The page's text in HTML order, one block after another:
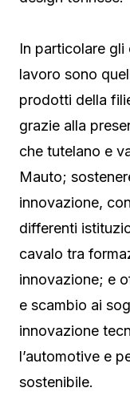
In particolare
lavoro sono
prodotti della
grazie alla
che tutelano e
Mauto;
innovazione,
differenti
cavalo tra
innovazione; e
e scambio ai
innovazione
l’automotive e
sostenibile.